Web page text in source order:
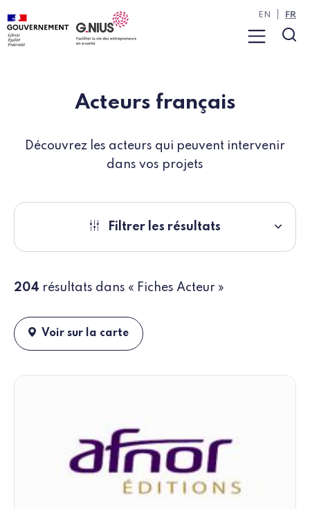
Panneau de gestion des cookies
Aller au contenu
Aller à la navigation
Menu
EN FR
Acteurs français
Découvrez les acteurs qui peuvent intervenir
dans vos projets
Filtrer les résultats
204 résultats dans « Fiches Acteur »
Voir sur la carte